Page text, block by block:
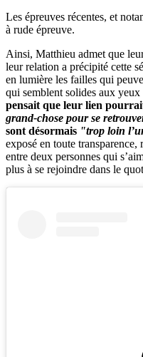
Les épreuves récentes, et
à rude épreuve.
Ainsi, Matthieu admet que
leur relation a précipité cette
en lumière les failles qui
qui semblent solides aux
pensait que leur lien
grand-chose pour se
sont désormais "trop loin
exposé en toute
entre deux personnes qui
plus à se rejoindre dans le